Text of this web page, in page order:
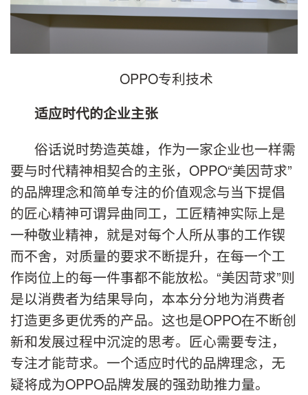
OPPO专利技术
适应时代的企业主张
俗话说时势造英雄，作为一家企业也一样需
要与时代精神相契合的主张，OPPO“美因苛求”
的品牌理念和简单专注的价值观念与当下提倡
的匠心精神可谓异曲同工，工匠精神实际上是
一种敬业精神，就是对每个人所从事的工作锲
而不舍，对质量的要求不断提升，在每一个工
作岗位上的每一件事都不能放松。“美因苛求”则
是以消费者为结果导向，本本分分地为消费者
打造更多更优秀的产品。这也是OPPO在不断创
新和发展过程中沉淀的思考。匠心需要专注，
专注才能苛求。一个适应时代的品牌理念，无
疑将成为OPPO品牌发展的强劲助推力量。